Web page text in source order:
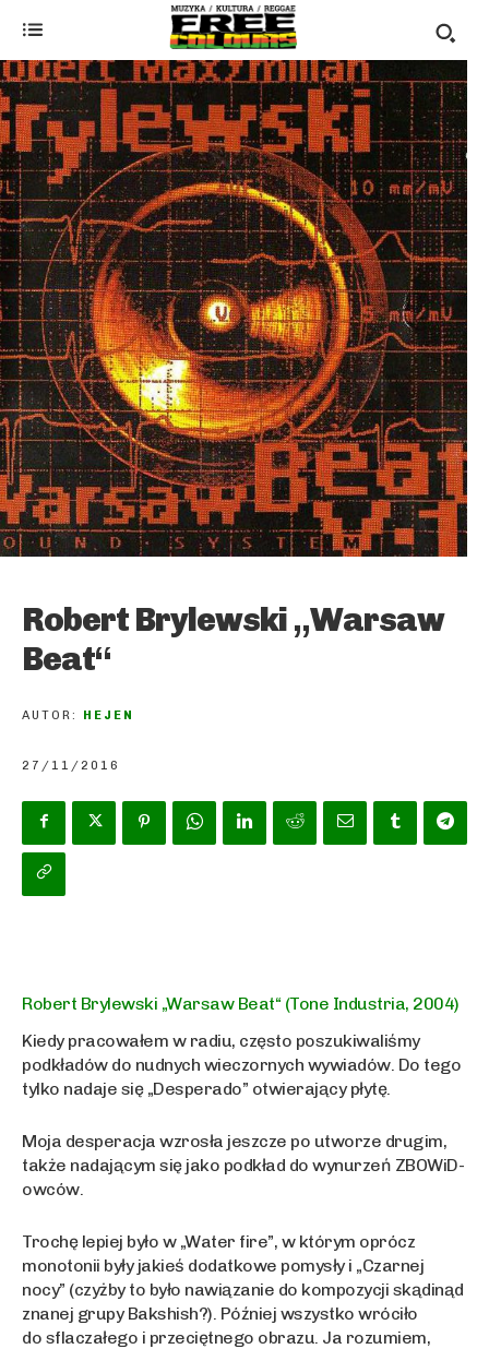
Robert Brylewski „Warsaw
Beat“
AUTOR: HEJEN
27/11/2016
Robert Brylewski „Warsaw Beat“ (Tone Industria, 2004)
Kiedy pracowałem w radiu, często poszukiwaliśmy
podkładów do nudnych wieczornych wywiadów. Do tego
tylko nadaje się „Desperado” otwierający płytę.
Moja desperacja wzrosła jeszcze po utworze drugim,
także nadającym się jako podkład do wynurzeń ZBOWiD-
owców.
Trochę lepiej było w „Water fire”, w którym oprócz
monotonii były jakieś dodatkowe pomysły i „Czarnej
nocy” (czyżby to było nawiązanie do kompozycji skądinąd
znanej grupy Bakshish?). Później wszystko wróciło
do sflaczałego i przeciętnego obrazu. Ja rozumiem,